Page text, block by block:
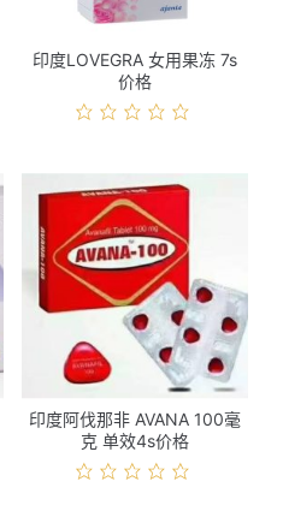
印度LOVEGRA 女用果冻 7s
价格
印度阿伐那非 AVANA 100毫
克 单效4s价格